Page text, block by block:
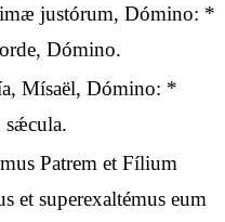
justórum, Dómino: *
Dómino.
Mísaël, Dómino: *
sǽcula.
Patrem et Fílium
et superexaltémus eum